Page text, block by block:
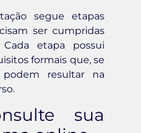
segue etapas
ser cumpridas
etapa possui
formais que, se
resultar na
sua